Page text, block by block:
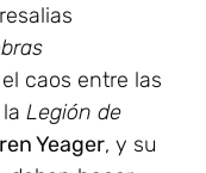
caos entre las
Legión de
Yeager, y su